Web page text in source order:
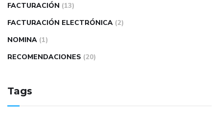
FACTURACIÓN (13)
FACTURACIÓN ELECTRÓNICA (2)
NOMINA (1)
RECOMENDACIONES (20)
Tags